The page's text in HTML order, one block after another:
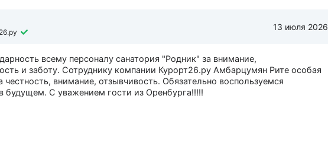
13 июля 2026
всему персоналу санатория "Родник" за внимание,
и заботу. Сотруднику компании Курорт26.ру Амбарцумян Рите особая
честность, внимание, отзывчивость. Обязательно воспользуемся
будущем. С уважением гости из Оренбурга!!!!!